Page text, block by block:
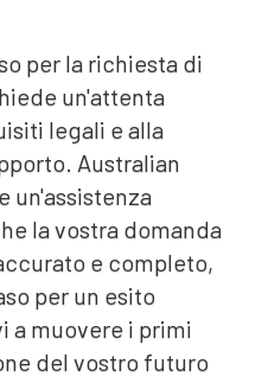
per la richiesta di
un'attenta
legali e alla
Australian
un'assistenza
la vostra domanda
e completo,
per un esito
a muovere i primi
del vostro futuro